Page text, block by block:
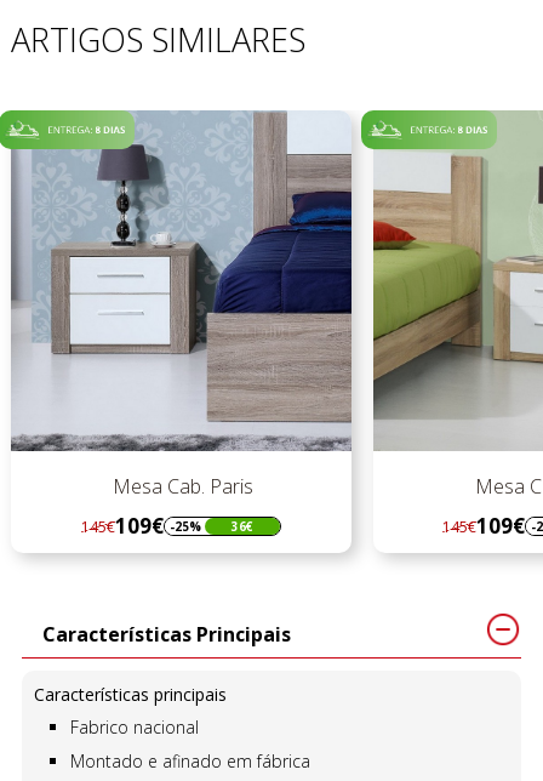
ARTIGOS SIMILARES
Mesa Cab. Paris
Regular
preço
145€109€
Preço -25%
Características Principais
Características principais
Fabrico nacional
Montado e afinado em fábrica